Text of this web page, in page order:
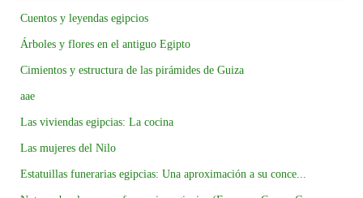
Cuentos y leyendas egipcios
Árboles y flores en el antiguo Egipto
Cimientos y estructura de las pirámides de Guiza
aae
Las viviendas egipcias: La cocina
Las mujeres del Nilo
Estatuillas funerarias egipcias: Una aproximación a su conce...